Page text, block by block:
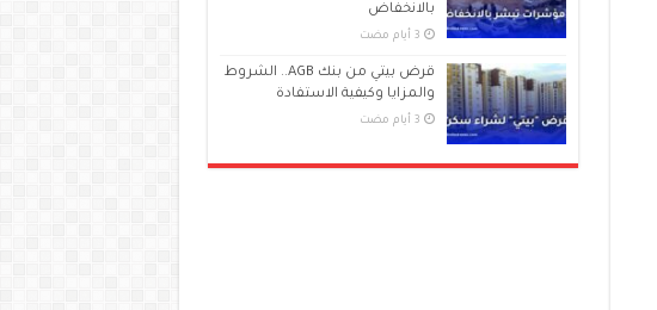
بالانخفاض
قرض بيتي من بنك AGB.. الشروط
والمزايا وكيفية الاستفادة